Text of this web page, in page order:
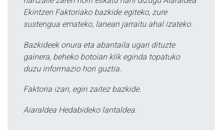
Ekintzen Faktoriako bazkide egiteko, zure
sustengua emateko, lanean jarraitu ahal izateko.
Bazkideek onura eta abantaila ugari dituzte
gainera, beheko botoian klik eginda topatuko
duzu informazio hori guztia.
Faktoria izan, egin zaitez bazkide.
Aiaraldea Hedabideko lantaldea.